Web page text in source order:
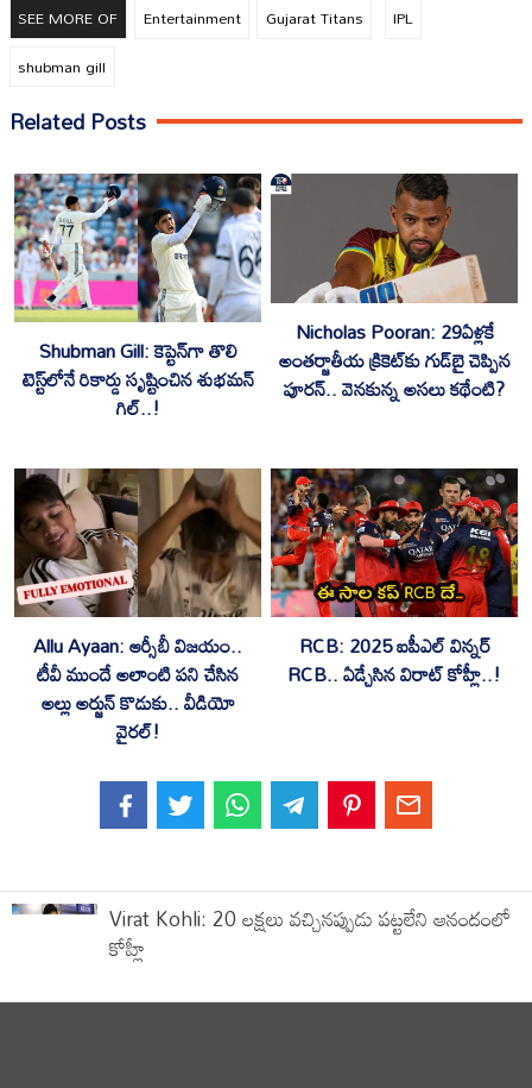
SEE MORE OF Entertainment Gujarat Titans
IPL
shubman gill
Related Posts
Shubman Gill: కెప్టెన్‌గా తొలి
టెస్ట్‌లోనే రికార్డు సృష్టించిన శుభమన్
గిల్..!
Nicholas Pooran: 29ఏళ్లకే
అంతర్జాతీయ క్రికెట్‌కు గుడ్‌బై చెప్పిన
పూరన్.. వెనకున్న అసలు కథేంటి?
Allu Ayaan: ఆర్సీబీ విజయం..
టీవీ ముందే అలాంటి పని చేసిన
అల్లు అర్జున్ కొడుకు.. వీడియో
వైరల్!
RCB: 2025 ఐపీఎల్ విన్నర్
RCB.. ఏడ్చేసిన విరాట్ కోహ్లీ..!
Virat Kohli: 20 లక్షలు వచ్చినప్పుడు పట్టలేని ఆనందంలో
కోహ్లీ